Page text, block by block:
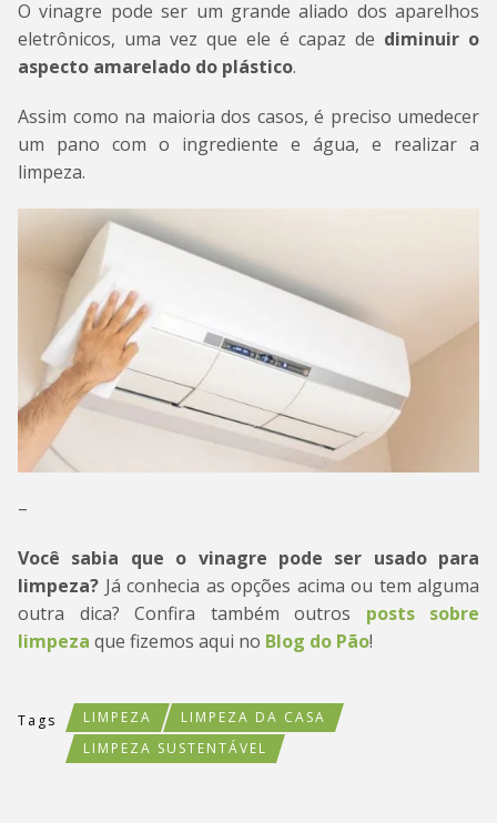
O vinagre pode ser um grande aliado dos aparelhos
eletrônicos, uma vez que ele é capaz de diminuir o
aspecto amarelado do plástico.
Assim como na maioria dos casos, é preciso umedecer
um pano com o ingrediente e água, e realizar a
limpeza.
–
Você sabia que o vinagre pode ser usado para
limpeza? Já conhecia as opções acima ou tem alguma
outra dica? Confira também outros posts sobre
limpeza que fizemos aqui no Blog do Pão!
Tags LIMPEZA
LIMPEZA DA CASA
LIMPEZA SUSTENTÁVEL